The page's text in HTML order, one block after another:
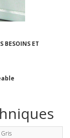
BESOINS ET